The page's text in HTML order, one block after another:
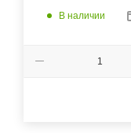
В наличии